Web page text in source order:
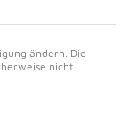
ändern. Die
nicht